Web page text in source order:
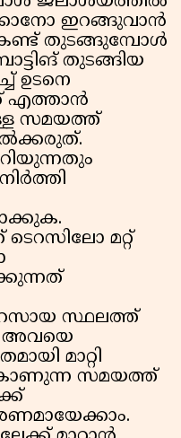
ഇറങ്ങുവാന്‍
കണ്ട് തുടങ്ങുമ്പോള്‍
തുടങ്ങിയ
ഉടനെ
എത്താന്‍
സമയത്ത്
മറ്റ്
സ്ഥലത്ത്
അവയെ
മാറ്റി
കാണുന്ന സമയത്ത്